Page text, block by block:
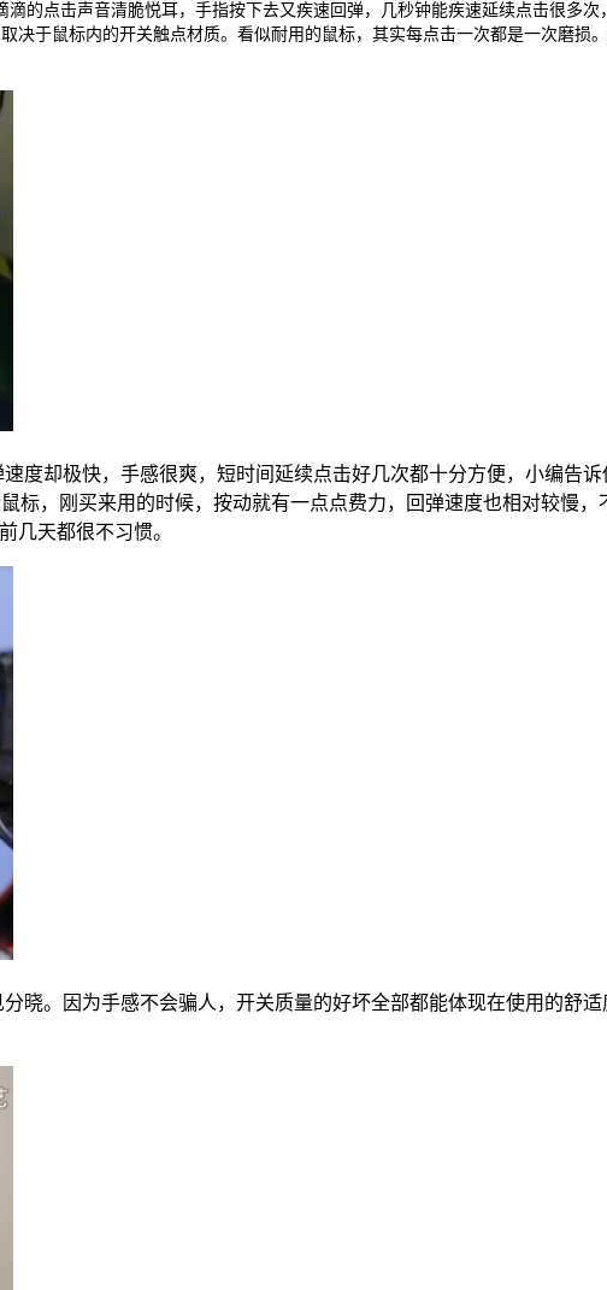
滴的点击声音清脆悦耳，手指按下去又疾速回弹，几秒钟能疾速延续点击很多
于鼠标内的开关触点材质。看似耐用的鼠标，其实每点击一次都是一次磨损
度却极快，手感很爽，短时间延续点击好几次都十分方便，小编告
标，刚买来用的时候，按动就有一点点费力，回弹速度也相对较慢，
几天都很不习惯。
晓。因为手感不会骗人，开关质量的好坏全部都能体现在使用的舒